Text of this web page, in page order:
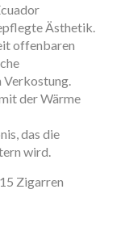
Ästhetik.
offenbaren
Verkostung.
der Wärme
das die
wird.
Zigarren